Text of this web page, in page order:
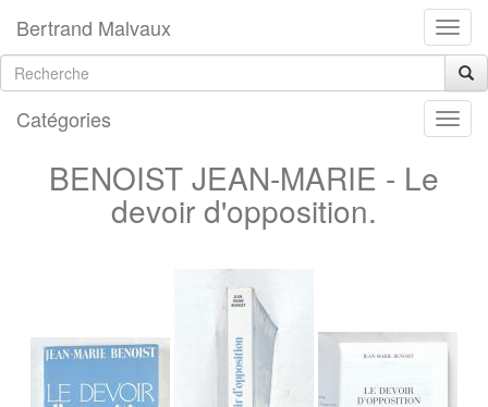
Bertrand Malvaux
Catégories
BENOIST JEAN-MARIE - Le
devoir d'opposition.